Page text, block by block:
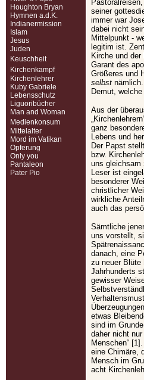
Houghton Bryan
Hymnen a.d.K.
Indianermission
Islam
Jesus
Juden
Keuschheit
Kirchenkampf
Kirchenlehrer
Kuby Gabriele
Lebensschutz
Liguoribücher
Man and Woman
Medienkonsum
Mittelalter
Mord im Vatikan
Opferung
Only you
Pantaleon
Pater Pio
seiner
immer war
dabei nicht
Mittelpunkt -
legitim ist.
Kirche und
Garant des
Größeres und
selbst
Demut,
Aus der
ganz
Lebens und
Der Papst
bzw.
uns gleichsam
Leser ist
besonderer
christlicher
wirkliche
auch das
Sämtliche
uns vorstellt,
danach, eine
zu neuer Blüte
Jahrhunderts
gewisser
etwas
sind im
daher nicht
Menschen“
eine Chimäre,
Mensch im
acht